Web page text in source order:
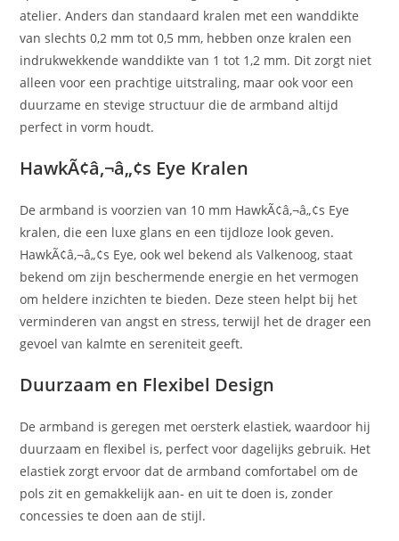
atelier. Anders dan standaard kralen met een wanddikte
van slechts 0,2 mm tot 0,5 mm, hebben onze kralen een
indrukwekkende wanddikte van 1 tot 1,2 mm. Dit zorgt niet
alleen voor een prachtige uitstraling, maar ook voor een
duurzame en stevige structuur die de armband altijd
perfect in vorm houdt.
HawkÃ¢â‚¬â„¢s Eye Kralen
De armband is voorzien van 10 mm HawkÃ¢â‚¬â„¢s Eye
kralen, die een luxe glans en een tijdloze look geven.
HawkÃ¢â‚¬â„¢s Eye, ook wel bekend als Valkenoog, staat
bekend om zijn beschermende energie en het vermogen
om heldere inzichten te bieden. Deze steen helpt bij het
verminderen van angst en stress, terwijl het de drager een
gevoel van kalmte en sereniteit geeft.
Duurzaam en Flexibel Design
De armband is geregen met oersterk elastiek, waardoor hij
duurzaam en flexibel is, perfect voor dagelijks gebruik. Het
elastiek zorgt ervoor dat de armband comfortabel om de
pols zit en gemakkelijk aan- en uit te doen is, zonder
concessies te doen aan de stijl.